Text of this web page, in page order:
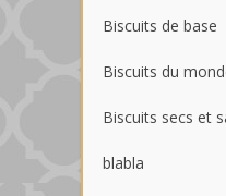
Biscuits de base
Biscuits du
Biscuits secs et
blabla